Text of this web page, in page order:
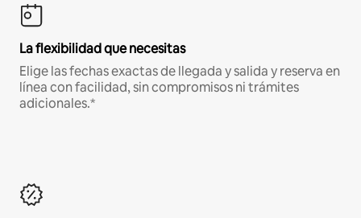
La flexibilidad que necesitas
Elige las fechas exactas de llegada y salida y reserva en
línea con facilidad, sin compromisos ni trámites
adicionales.*